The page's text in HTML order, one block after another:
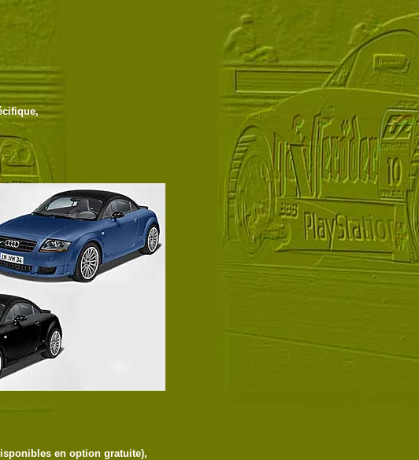
en option gratuite),